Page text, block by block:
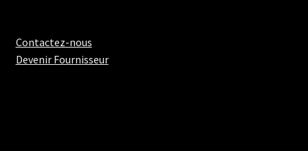
Contactez-nous
Devenir Fournisseur